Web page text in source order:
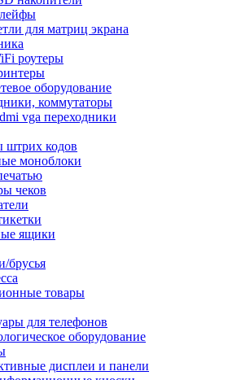
для матриц экрана
роутеры
оборудование
коммутаторы
vga переходники
штрих кодов
моноблоки
чеков
ящики
брусья
товары
для телефонов
оборудование
дисплеи и панели